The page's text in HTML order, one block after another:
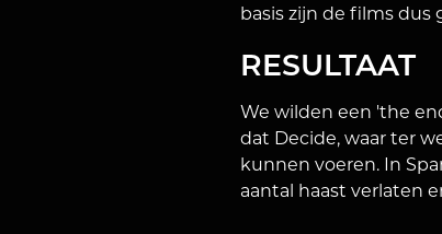
basis zijn de films dus
RESULTAAT
We wilden een 'the
dat Decide, waar ter
kunnen voeren. In
aantal haast verlaten